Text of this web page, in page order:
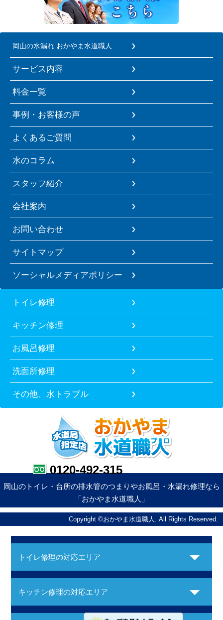
岡山の水漏れ おかやま水道職人
サービス内容
料金一覧
事例・お客様の声
よくあるご質問
水のコラム
スタッフ紹介
会社案内
お問い合わせ
サイトマップ
ソーシャルメディアポリシー
トイレ修理
キッチン修理
お風呂修理
洗面所修理
その他、水トラブル
0120-492-315
岡山のトイレ・台所の排水管のつまりやお風呂・水漏れ修理なら
「おかやま水道職人」
Copyright ©おかやま水道職人. All Rights Reserved.
トイレ修理の対応エリア
キッチン修理の対応エリア